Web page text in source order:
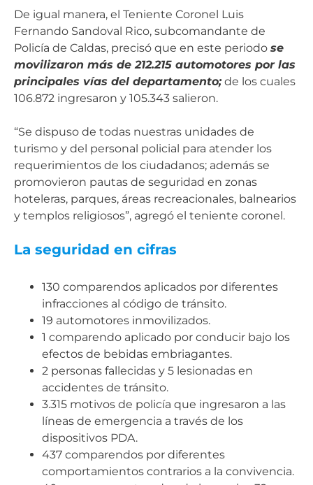
De igual manera, el Teniente Coronel Luis
Fernando Sandoval Rico, subcomandante de
Policía de Caldas, precisó que en este periodo se
movilizaron más de 212.215 automotores por las
principales vías del departamento;de los cuales
106.872 ingresaron y 105.343 salieron.
“Se dispuso de todas nuestras unidades de
turismo y del personal policial para atender los
requerimientos de los ciudadanos; además se
promovieron pautas de seguridad en zonas
hoteleras, parques, áreas recreacionales, balnearios
y templos religiosos”, agregó el teniente coronel.
La seguridad en cifras
130 comparendos aplicados por diferentes
infracciones al código de tránsito.
19 automotores inmovilizados.
1 comparendo aplicado por conducir bajo los
efectos de bebidas embriagantes.
2 personas fallecidas y 5 lesionadas en
accidentes de tránsito.
3.315 motivos de policía que ingresaron a las
líneas de emergencia a través de los
dispositivos PDA.
437 comparendos por diferentes
comportamientos contrarios a la convivencia.